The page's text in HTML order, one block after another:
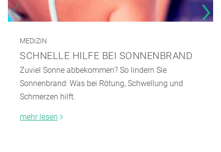
MEDIZIN
SCHNELLE HILFE BEI SONNENBRAND
Zuviel Sonne abbekommen? So lindern Sie
Sonnenbrand: Was bei Rötung, Schwellung und
Schmerzen hilft.
mehr lesen